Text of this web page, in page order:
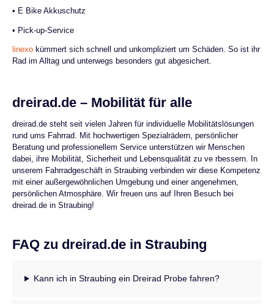
• E Bike Akkuschutz
• Pick-up-Service
linexo kümmert sich schnell und unkompliziert um Schäden. So ist ihr
Rad im Alltag und unterwegs besonders gut abgesichert.
dreirad.de – Mobilität für alle
dreirad.de steht seit vielen Jahren für individuelle Mobilitätslösungen
rund ums Fahrrad. Mit hochwertigen Spezialrädern, persönlicher
Beratung und professionellem Service unterstützen wir Menschen
dabei, ihre Mobilität, Sicherheit und Lebensqualität zu ve rbessern. In
unserem Fahrradgeschäft in Straubing verbinden wir diese Kompetenz
mit einer außergewöhnlichen Umgebung und einer angenehmen,
persönlichen Atmosphäre. Wir freuen uns auf Ihren Besuch bei
dreirad.de in Straubing!
FAQ zu dreirad.de in Straubing
Kann ich in Straubing ein Dreirad Probe fahren?